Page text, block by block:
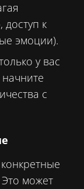
к
эмоции).
у вас
с
может